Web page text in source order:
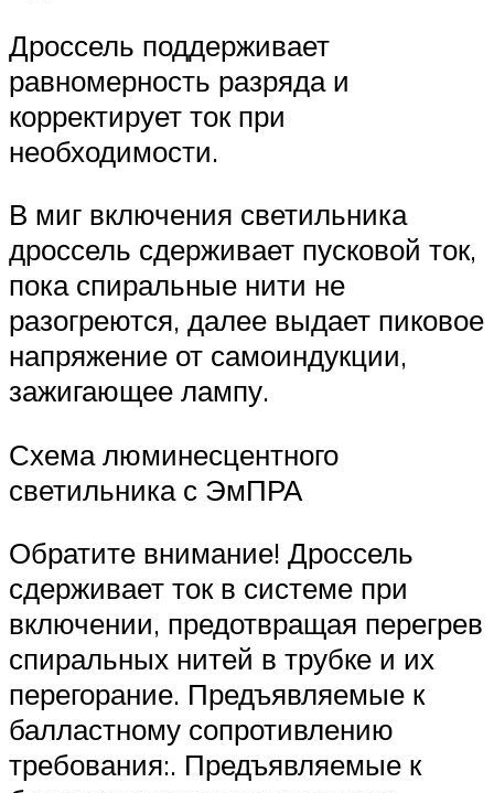
Дроссель поддерживает
равномерность разряда и
корректирует ток при
необходимости.
В миг включения светильника
дроссель сдерживает пусковой ток,
пока спиральные нити не
разогреются, далее выдает пиковое
напряжение от самоиндукции,
зажигающее лампу.
Схема люминесцентного
светильника с ЭмПРА
Обратите внимание! Дроссель
сдерживает ток в системе при
включении, предотвращая перегрев
спиральных нитей в трубке и их
перегорание. Предъявляемые к
балластному сопротивлению
требования:. Предъявляемые к